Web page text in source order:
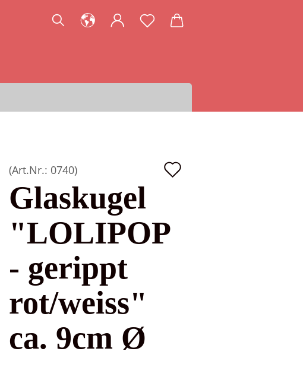
(Art.Nr.: 0740)
Glaskugel
"LOLIPOP
- gerippt
rot/weiss"
ca. 9cm Ø